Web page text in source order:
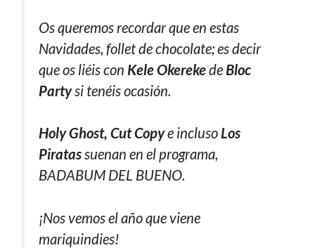
Os queremos recordar que en estas
Navidades, follet de chocolate; es decir
que os liéis con Kele Okerekede Bloc
Partysi tenéis ocasión.
Holy Ghost, Cut Copye incluso Los
Piratassuenan en el programa,
BADABUM DEL BUENO.
¡Nos vemos el año que viene
mariquindies!